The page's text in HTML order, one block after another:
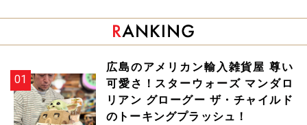
広島のアメリカン輸入雑貨屋 尊い
可愛さ！スターウォーズ マンダロ
リアン グローグー ザ・チャイルド
のトーキングプラッシュ！